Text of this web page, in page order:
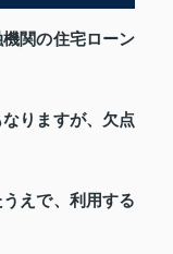
関の住宅ローン
りますが、欠点
えで、利用する